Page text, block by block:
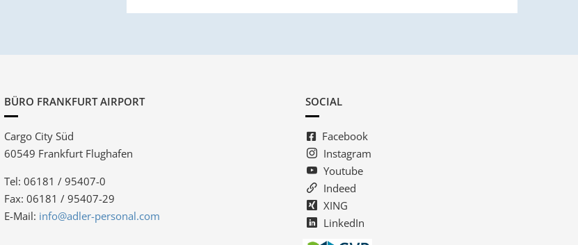
BÜRO FRANKFURT AIRPORT
Cargo City Süd
60549 Frankfurt Flughafen
Tel: 06181 / 95407-0
Fax: 06181 / 95407-29
E-Mail: info@adler-personal.com
SOCIAL
Facebook
Instagram
Youtube
Indeed
XING
LinkedIn